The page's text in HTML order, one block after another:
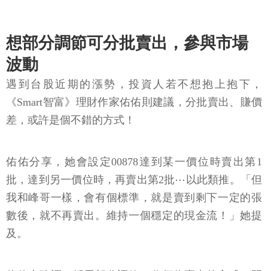
想部分調節可分批賣出，參與市場
波動
遇到台股近期的漲勢，投資人若不想抱上抱下，
《Smart智富》理財作家佑佑則建議，分批賣出、賺價
差，或許是個不錯的方式！
佑佑分享，她會設定00878達到某一價位時賣出第1
批，達到另一價位時，再賣出第2批⋯以此類推。「但
我和峰哥一樣，會有個標準，就是賣到剩下一定的張
數後，就不再賣出。維持一個穩定的現金流！」她提
及。